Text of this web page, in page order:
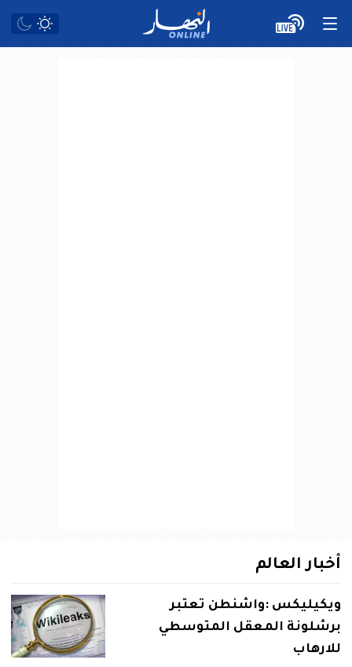
أخبار العالم
ويكيليكس :واشنطن تعتبر
برشلونة المعقل المتوسطي
للارهاب